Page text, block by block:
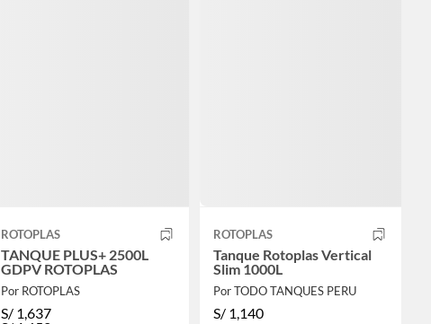
ROTOPLAS
TANQUE PLUS+ 2500L
GDPV ROTOPLAS
Por ROTOPLAS
S/ 1,637
ROTOPLAS
Tanque Rotoplas Vertical
Slim 1000L
Por TODO TANQUES PERU
S/ 1,140